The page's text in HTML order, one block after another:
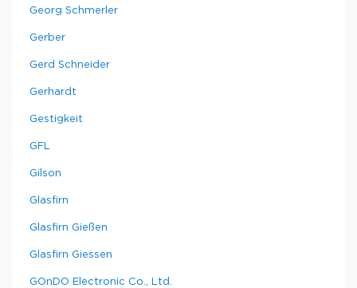
Georg Schmerler
Gerber
Gerd Schneider
Gerhardt
Gestigkeit
GFL
Gilson
Glasfirn
Glasfirn Gießen
Glasfirn Giessen
GOnDO Electronic Co., Ltd.